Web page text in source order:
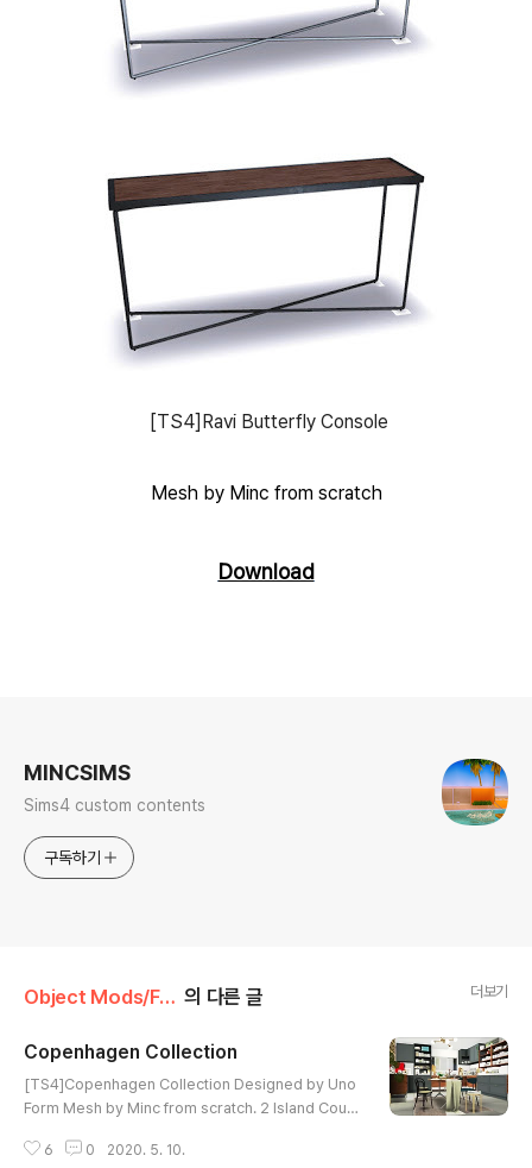
[TS4]Ravi Butterfly Console
Mesh by Minc from scratch
Download
MINCSIMS
Sims4 custom contents
구독하기
Object Mods/Furniture 의 다른 글 더보기
Copenhagen Collection
[TS4]Copenhagen Collection Designed by Uno
Form Mesh by Minc from scratch. 2 Island Count
ade to be compatible with Shaker. Download
6 0 2020. 5. 10.